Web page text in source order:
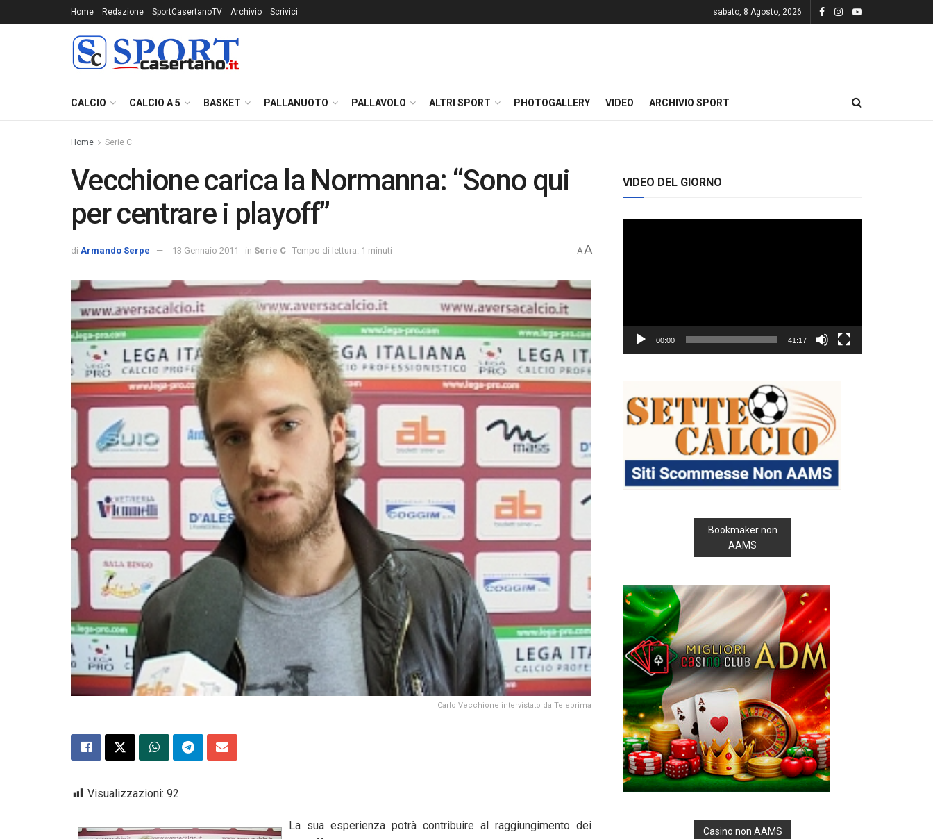
Home Redazione SportCasertanoTV Archivio Scrivici sabato, 8 Agosto, 2026
CALCIO CALCIO A 5 BASKET PALLANUOTO PALLAVOLO ALTRI SPORT PHOTOGALLERY VIDEO ARCHIVIO SPORT
Home Serie C
Vecchione carica la Normanna: “Sono qui
per centrare i playoff”
di Armando Serpe 13 Gennaio 2011 in Serie C Tempo di lettura: 1 minuti AA
Carlo Vecchione intervistato da Teleprima
Visualizzazioni: 92
La sua esperienza potrà contribuire al raggiungimento dei
VIDEO DEL GIORNO
00:00 41:17
Bookmaker non
AAMS
Casino non AAMS